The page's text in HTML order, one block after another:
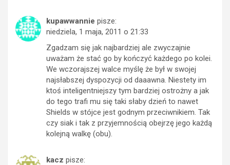
kupawwannie pisze:
niedziela, 1 maja, 2011 o 21:33
Zgadzam się jak najbardziej ale zwyczajnie
uważam że stać go by kończyć każdego po kolei.
We wczorajszej walce myślę że był w swojej
najsłabszej dyspozycji od daaawna. Niestety im
ktoś inteligentniejszy tym bardziej ostrożny a jak
do tego trafi mu się taki słaby dzień to nawet
Shields w stójce jest godnym przeciwnikiem. Tak
czy siak i tak z przyjemnością obejrzę jego każdą
kolejną walkę (obu).
kacz pisze: